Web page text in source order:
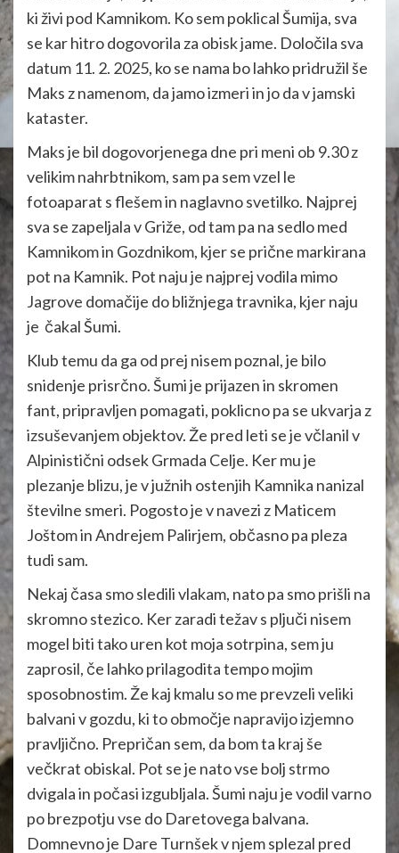
ki živi pod Kamnikom. Ko sem poklical Šumija, sva
se kar hitro dogovorila za obisk jame. Določila sva
datum 11. 2. 2025, ko se nama bo lahko pridružil še
Maks z namenom, da jamo izmeri in jo da v jamski
kataster.
Maks je bil dogovorjenega dne pri meni ob 9.30 z
velikim nahrbtnikom, sam pa sem vzel le
fotoaparat s flešem in naglavno svetilko. Najprej
sva se zapeljala v Griže, od tam pa na sedlo med
Kamnikom in Gozdnikom, kjer se prične markirana
pot na Kamnik. Pot naju je najprej vodila mimo
Jagrove domačije do bližnjega travnika, kjer naju
je čakal Šumi.
Klub temu da ga od prej nisem poznal, je bilo
snidenje prisrčno. Šumi je prijazen in skromen
fant, pripravljen pomagati, poklicno pa se ukvarja z
izsuševanjem objektov. Že pred leti se je včlanil v
Alpinistični odsek Grmada Celje. Ker mu je
plezanje blizu, je v južnih ostenjih Kamnika nanizal
številne smeri. Pogosto je v navezi z Maticem
Joštom in Andrejem Palirjem, občasno pa pleza
tudi sam.
Nekaj časa smo sledili vlakam, nato pa smo prišli na
skromno stezico. Ker zaradi težav s pljuči nisem
mogel biti tako uren kot moja sotrpina, sem ju
zaprosil, če lahko prilagodita tempo mojim
sposobnostim. Že kaj kmalu so me prevzeli veliki
balvani v gozdu, ki to območje napravijo izjemno
pravljično. Prepričan sem, da bom ta kraj še
večkrat obiskal. Pot se je nato vse bolj strmo
dvigala in počasi izgubljala. Šumi naju je vodil varno
po brezpotju vse do Daretovega balvana.
Domnevno je Dare Turnšek v njem splezal pred